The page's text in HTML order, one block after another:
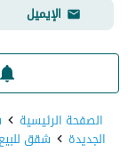
الإيميل
الصفحة الرئيسية
الجديدة شقق